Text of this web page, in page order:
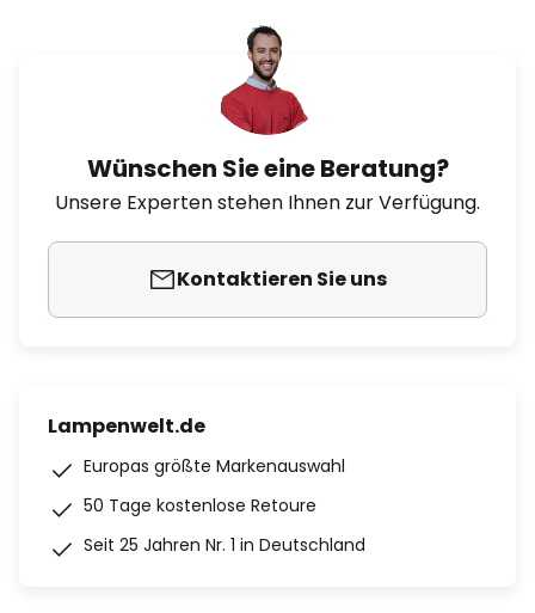
Wünschen Sie eine Beratung?
Unsere Experten stehen Ihnen zur Verfügung.
Kontaktieren Sie uns
Lampenwelt.de
Europas größte Markenauswahl
50 Tage kostenlose Retoure
Seit 25 Jahren Nr. 1 in Deutschland